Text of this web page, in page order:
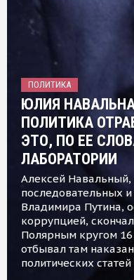
ПОЛИТИКА
ЮЛИЯ
ПОЛИТИКА
ЭТО, ПО ЕЕ
ЛАБОРАТОРИИ
Алексей Навальный,
последовательных
Владимира Путина,
коррупцией,
Полярным кругом
отбывал там
политических статей